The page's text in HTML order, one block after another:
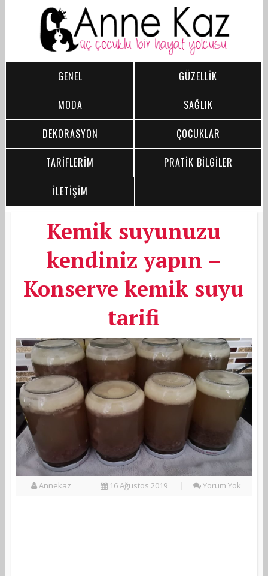
GENEL
GÜZELLİK
MODA
SAĞLIK
DEKORASYON
ÇOCUKLAR
TARİFLERİM
PRATİK BİLGİLER
İLETİŞİM
Kemik suyunuzu
kendiniz yapın –
Konserve kemik suyu
tarifi
Annekaz 16 Ağustos 2019 Yorum Yok